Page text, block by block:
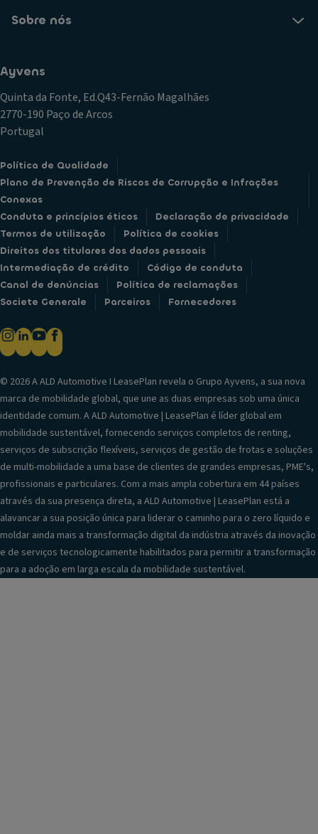
Sobre nós
Ayvens
Quinta da Fonte, Ed.Q43-Fernão Magalhães
2770-190 Paço de Arcos
Portugal
Política de Qualidade
Plano de Prevenção de Riscos de Corrupção e Infrações
Conexas
Conduta e princípios éticos
Declaração de privacidade
Termos de utilização
Política de cookies
Direitos dos titulares dos dados pessoais
Intermediação de crédito
Código de conduta
Canal de denúncias
Política de reclamações
Societe Generale
Parceiros Fornecedores
© 2026 A ALD Automotive I LeasePlan revela o Grupo Ayvens, a sua nova
marca de mobilidade global, que une as duas empresas sob uma única
identidade comum. A ALD Automotive | LeasePlan é líder global em
mobilidade sustentável, fornecendo serviços completos de renting,
serviços de subscrição flexíveis, serviços de gestão de frotas e soluções
de multi-mobilidade a uma base de clientes de grandes empresas, PME's,
profissionais e particulares. Com a mais ampla cobertura em 44 países
através da sua presença direta, a ALD Automotive | LeasePlan está a
alavancar a sua posição única para liderar o caminho para o zero líquido e
moldar ainda mais a transformação digital da indústria através da inovação
e de serviços tecnologicamente habilitados para permitir a transformação
para a adoção em larga escala da mobilidade sustentável.